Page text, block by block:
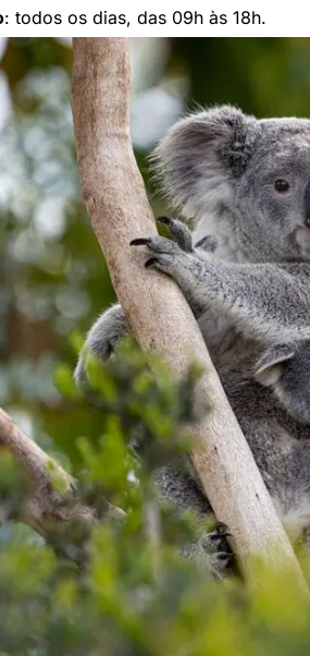
: todos os dias, das 09h às 18h.